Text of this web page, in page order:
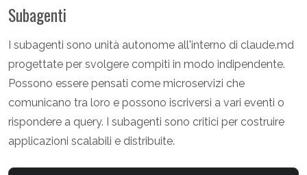
Subagenti
I subagenti sono unità autonome all'interno di claude.md
progettate per svolgere compiti in modo indipendente.
Possono essere pensati come microservizi che
comunicano tra loro e possono iscriversi a vari eventi o
rispondere a query. I subagenti sono critici per costruire
applicazioni scalabili e distribuite.